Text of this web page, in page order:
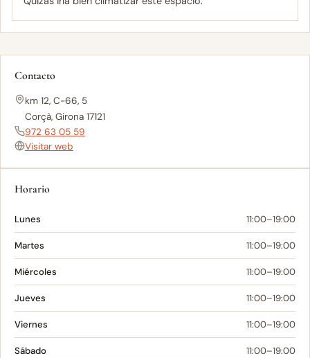
Contacto
km 12, C-66, 5
Corçà, Girona 17121
972 63 05 59
Visitar web
Horario
Lunes 11:00–19:00
Martes 11:00–19:00
Miércoles 11:00–19:00
Jueves 11:00–19:00
Viernes 11:00–19:00
Sábado 11:00–19:00